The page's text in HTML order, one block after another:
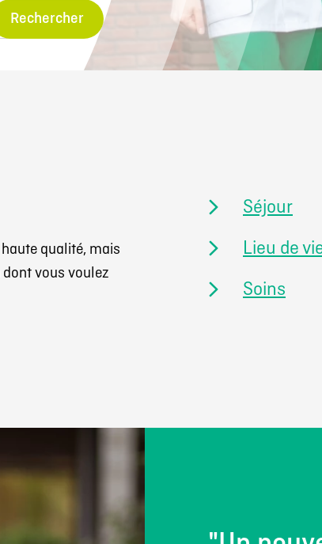
Rechercher
qualité, mais
vous voulez
Séjour
Lieu de
Soins